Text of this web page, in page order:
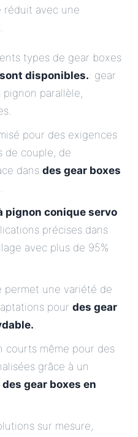
réduit avec une
types de gear boxes
disponibles.: gear
pignon parallèle,
pour des exigences
de couple, de
dans des gear boxes
.
pignon conique servo
précises dans
avec plus de 95%
permet une variété de
pour des gear
.
courts même pour des
grâce à un
des gear boxes en
sur mesure,